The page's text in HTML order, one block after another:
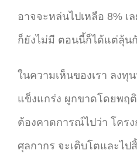
อาจจะหล่นไปเหลือ 8%
ก็ยังไม่มี ตอนนี้ก็ได้แต่ลุ้น
ในความเห็นของเรา ลงทุ
แข็งแกร่ง ผูกขาดโดยพฤ
ต้องคาดการณ์ไปว่า โคร
ศุลกากร จะเติบโตและไป